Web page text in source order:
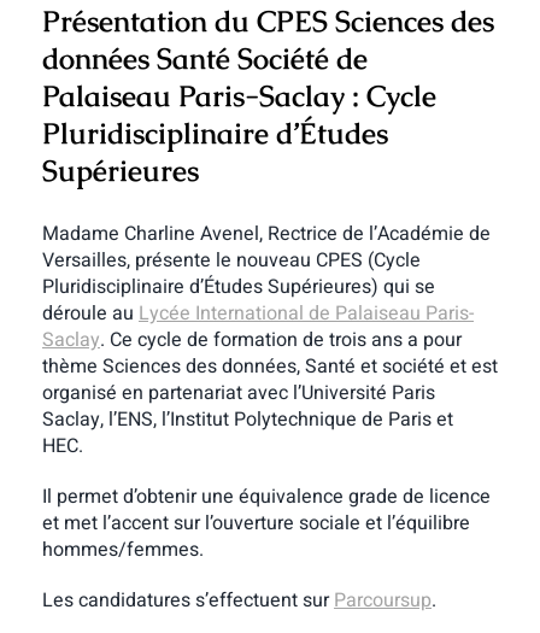
Présentation du CPES Sciences des
données Santé Société de
Palaiseau Paris-Saclay : Cycle
Pluridisciplinaire d’Études
Supérieures
Madame Charline Avenel, Rectrice de l’Académie de
Versailles, présente le nouveau CPES (Cycle
Pluridisciplinaire d’Études Supérieures) qui se
déroule au Lycée International de Palaiseau Paris-
Saclay. Ce cycle de formation de trois ans a pour
thème Sciences des données, Santé et société et est
organisé en partenariat avec l’Université Paris
Saclay, l’ENS, l’Institut Polytechnique de Paris et
HEC.
Il permet d’obtenir une équivalence grade de licence
et met l’accent sur l’ouverture sociale et l’équilibre
hommes/femmes.
Les candidatures s’effectuent surParcoursup.